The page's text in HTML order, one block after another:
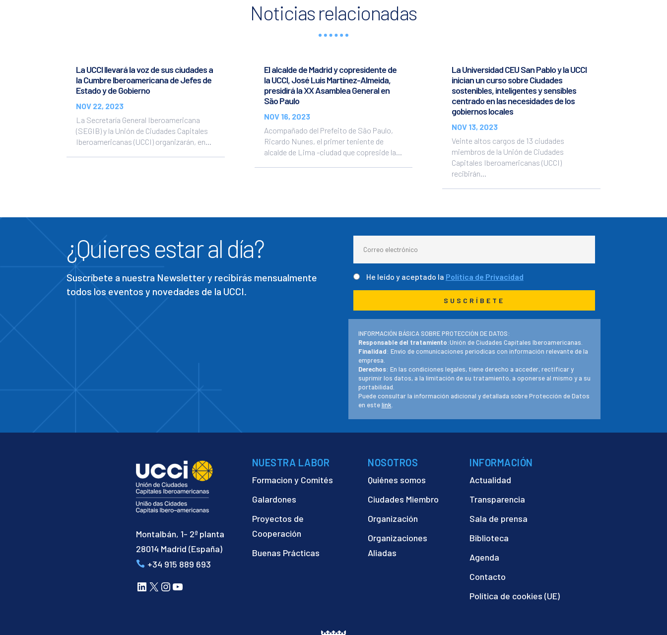
Noticias relacionadas
La UCCI llevará la voz de sus ciudades a
la Cumbre Iberoamericana de Jefes de
Estado y de Gobierno
NOV 22, 2023
La Secretaría General Iberoamericana
(SEGIB) y la Unión de Ciudades Capitales
Iberoamericanas (UCCI) organizarán, en...
El alcalde de Madrid y copresidente de
la UCCI, José Luis Martínez-Almeida,
presidirá la XX Asamblea General en
São Paulo
NOV 16, 2023
Acompañado del Prefeito de São Paulo,
Ricardo Nunes, el primer teniente de
alcalde de Lima -ciudad que copreside la...
La Universidad CEU San Pablo y la UCCI
inician un curso sobre Ciudades
sostenibles, inteligentes y sensibles
centrado en las necesidades de los
gobiernos locales
NOV 13, 2023
Veinte altos cargos de 13 ciudades
miembros de la Unión de Ciudades
Capitales Iberoamericanas (UCCI)
recibirán...
¿Quieres estar al día?
Suscríbete a nuestra Newsletter y recibirás mensualmente
todos los eventos y novedades de la UCCI.
He leído y aceptado la Política de Privacidad
INFORMACIÓN BÁSICA SOBRE PROTECCIÓN DE DATOS:
Responsable del tratamiento:Unión de Ciudades Capitales Iberoamericanas.
Finalidad: Envío de comunicaciones periodicas con información relevante de la
empresa.
Derechos: En las condiciones legales, tiene derecho a acceder, rectificar y
suprimir los datos, a la limitación de su tratamiento, a oponerse al mismo y a su
portabilidad.
Puede consultar la información adicional y detallada sobre Protección de Datos
en estelink
Montalbán, 1- 2ª planta
28014 Madrid (España)
+34 915 889 693
LinkedIn
X Instagram
YouTube
NUESTRA LABOR
Formacion y Comités
Galardones
Proyectos de
Cooperación
Buenas Prácticas
NOSOTROS
Quiénes somos
Ciudades Miembro
Organización
Organizaciones
Aliadas
INFORMACIÓN
Actualidad
Transparencia
Sala de prensa
Biblioteca
Agenda
Contacto
Política de cookies (UE)